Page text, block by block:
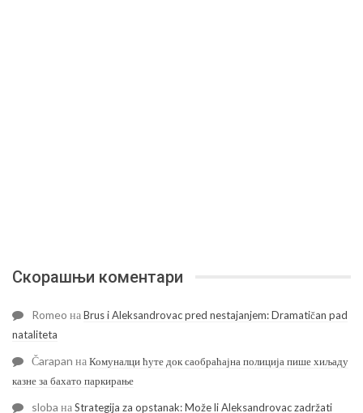
Скорашњи коментари
Romeo наBrus i Aleksandrovac pred nestajanjem: Dramatičan pad
nataliteta
Čarapan наКомуналци ћуте док саобраћајна полиција пише хиљаду
казне за бахато паркирање
sloba наStrategija za opstanak: Može li Aleksandrovac zadržati